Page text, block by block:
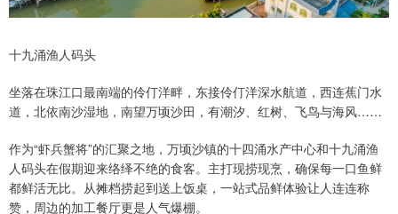
十九涌渔人码头
坐落在珠江口最南端的伶仃洋畔，东接伶仃洋深水航道，西连蕉门水
道，北依南沙湿地，南望万顷沙田，有潮汐、红树、飞鸟与海风……
作为“虾兵蟹将”的汇聚之地，万顷沙镇的十四涌水产中心和十九涌渔
人码头在假期迎来络绎不绝的食客。主打现捞现烹，确保每一口鱼鲜
都鲜活无比。从摊档捞起到送上饭桌，一站式品鲜体验让人连连称
赞，周边的加工餐厅更是人气爆棚。